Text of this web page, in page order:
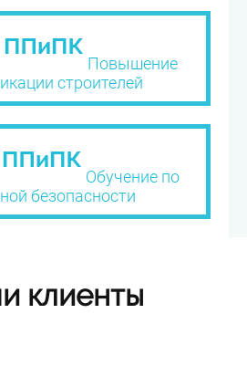
Повышение
строителей
Обучение по
безопасности
клиенты